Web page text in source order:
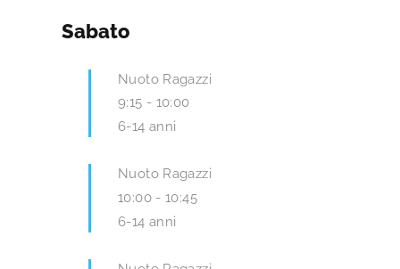
Sabato
Nuoto Ragazzi
9:15 - 10:00
6-14 anni
Nuoto Ragazzi
10:00 -10:45
6-14 anni